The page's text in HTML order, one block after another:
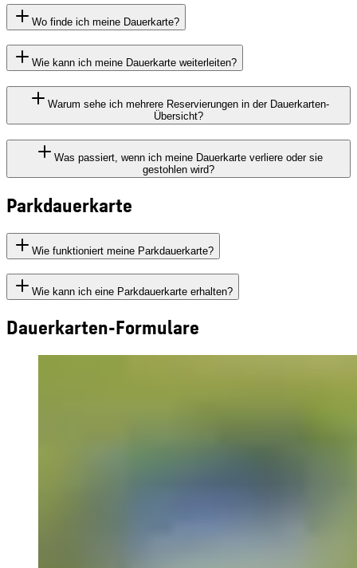
Wo finde ich meine Dauerkarte?
Wie kann ich meine Dauerkarte weiterleiten?
Warum sehe ich mehrere Reservierungen in der Dauerkarten-
Übersicht?
Was passiert, wenn ich meine Dauerkarte verliere oder sie
gestohlen wird?
Parkdauerkarte
Wie funktioniert meine Parkdauerkarte?
Wie kann ich eine Parkdauerkarte erhalten?
Dauerkarten-Formulare